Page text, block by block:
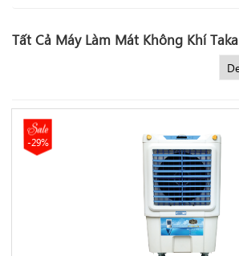
Tất Cả Máy Làm Mát Không Khí Taka
-29%